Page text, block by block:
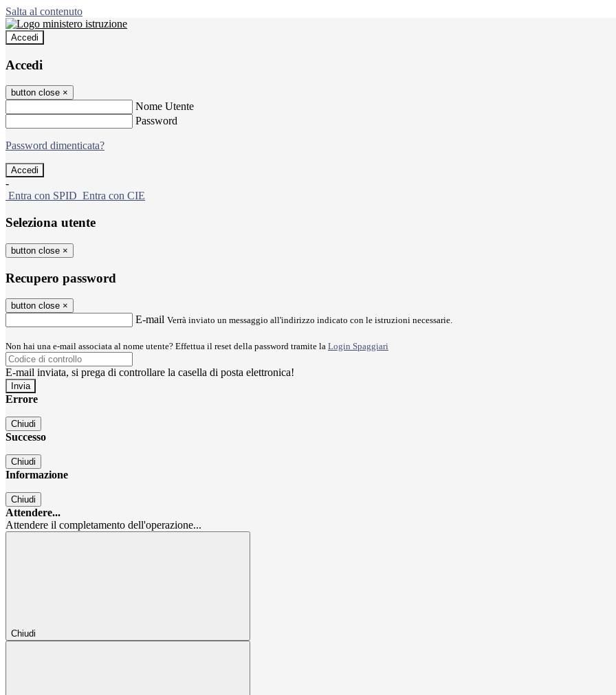
Salta al contenuto
Accedi
Accedi
button close ×
Nome Utente
Password
Password dimenticata?
-
Entra con SPID Entra con CIE
Seleziona utente
button close ×
Recupero password
button close ×
E-mail Verrà inviato un messaggio all'indirizzo indicato con le istruzioni necessarie.
Non hai una e-mail associata al nome utente? Effettua il reset della password tramite la Login Spaggiari
E-mail inviata, si prega di controllare la casella di posta elettronica!
Errore
Chiudi
Successo
Chiudi
Informazione
Chiudi
Attendere...
Attendere il completamento dell'operazione...
Chiudi